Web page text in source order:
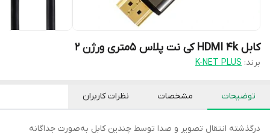
کابل HDMI 4k کی نت پلاس 5متری ورژن 2
برند: K-NET PLUS
توضیحات مشخصات نظرات کاربران
درگذشته انتقال تصویر و صدا توسط چندین کابل به‌صورت جداگانه